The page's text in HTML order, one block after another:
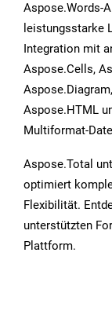
Aspose.Words-
leistungsstarke
Integration mit
Aspose.Cells,
Aspose.HTML
Multiformat-
Aspose.Total
optimiert
Flexibilität.
unterstützten
Plattform.